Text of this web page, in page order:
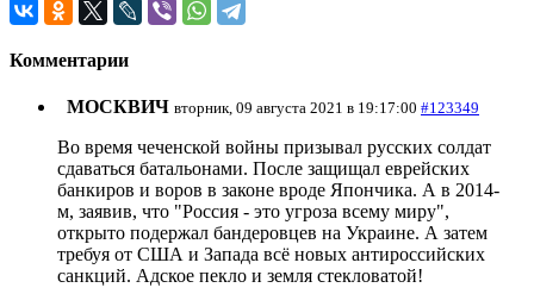
Комментарии
МОСКВИЧ вторник, 09 августа 2021 в 19:17:00 #123349
Во время чеченской войны призывал руcских солдат
сдаваться батальонами. После защищал еврейских
банкиров и воров в законе вроде Япончика. А в 2014-
м, заявив, что "Росcия - это угроза всему миру",
открыто подержал бандеровцев на Украине. А затем
требуя от США и Запада всё новых антироссийских
санкций. Адское пекло и земля стекловатой!